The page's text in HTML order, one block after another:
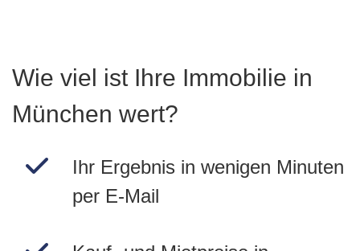
Wie viel ist Ihre Immobilie in
München wert?
Ihr Ergebnis in wenigen Minuten
per E-Mail